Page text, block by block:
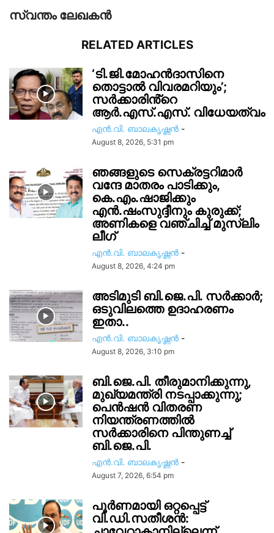
സ്വന്തം ലേഖകന്‍
RELATED ARTICLES
‘ടി.ജി.മോഹൻദാസിനെ
തൊട്ടാൽ വിവരമറിയും’;
സര്‍ക്കാരിൻ്റെ
ആർ.എസ്.എസ്. വിധേയത്വം
എൻ.വി. ബാലകൃഷ്ണൻ -
August 8, 2026, 5:31 pm
ഞങ്ങളുടെ സെക്രട്ടറിമാർ
വന്ദേ മാതരം പാടിക്കും,
കെ.എം.ഷാജിക്കും
എൻ.ഷംസുദ്ദീനും കുരുക്ക്;
അണികളെ വഞ്ചിച്ച് മുസ്ലിം
ലീഗ്
എൻ.വി. ബാലകൃഷ്ണൻ -
August 8, 2026, 4:24 pm
അടിമുടി ബി.ജെ.പി. സർക്കാർ;
ഒടുവിലത്തെ ഉദാഹരണം
ഇതാ..
എൻ.വി. ബാലകൃഷ്ണൻ -
August 8, 2026, 3:10 pm
ബി.ജെ.പി. തീരുമാനിക്കുന്നു,
മുഖ്യമന്ത്രി നടപ്പാക്കുന്നു;
പെൻഷൻ വിതരണ
നിയന്ത്രണത്തിൽ
സ‍ർക്കാരിനെ പിന്തുണച്ച്
ബി.ജെ.പി.
എൻ.വി. ബാലകൃഷ്ണൻ -
August 7, 2026, 6:54 pm
പൂർണമായി ഒറ്റപ്പെട്ട്
വി.ഡി.സതീശൻ: